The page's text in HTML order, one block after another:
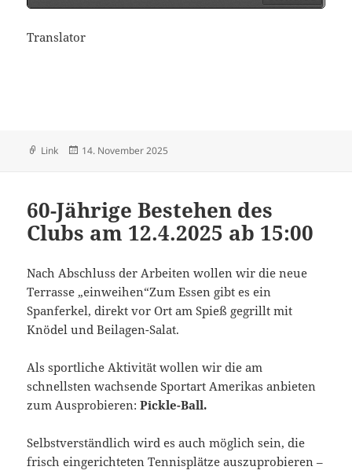
Translator
Format
Link
Veröffentlicht
14. November 2025
60-Jährige Bestehen des
Clubs am 12.4.2025 ab 15:00
Nach Abschluss der Arbeiten wollen wir die neue
Terrasse „einweihen“Zum Essen gibt es ein
Spanferkel, direkt vor Ort am Spieß gegrillt mit
Knödel und Beilagen-Salat.
Als sportliche Aktivität wollen wir die am
schnellsten wachsende Sportart Amerikas anbieten
zum Ausprobieren:Pickle-Ball.
Selbstverständlich wird es auch möglich sein, die
frisch eingerichteten Tennisplätze auszuprobieren –